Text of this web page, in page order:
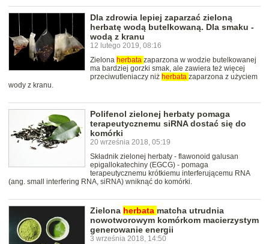
Dla zdrowia lepiej zaparzać zieloną
herbatę wodą butelkowaną. Dla smaku -
wodą z kranu
12 lutego 2019, 08:16
Zielona herbata zaparzona w wodzie butelkowanej
ma bardziej gorzki smak, ale zawiera też więcej
przeciwutleniaczy niż herbata zaparzona z użyciem
wody z kranu.
Polifenol zielonej herbaty pomaga
terapeutycznemu siRNA dostać się do
komórki
20 września 2018, 05:19
Składnik zielonej herbaty - flawonoid galusan
epigallokatechiny (EGCG) - pomaga
terapeutycznemu krótkiemu interferującemu RNA
(ang. small interfering RNA, siRNA) wniknąć do komórki.
Zielona herbata matcha utrudnia
nowotworowym komórkom macierzystym
generowanie energii
3 września 2018, 14:50